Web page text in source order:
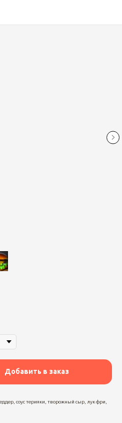
Добавить в заказ
соус терияки, творожный сыр, лук фри,